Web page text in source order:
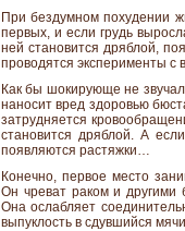
При бездумном похудении
первых, и если грудь
ней становится дряблой,
проводятся эксперименты с
Как бы шокирующе не
наносит вред здоровью
затрудняется
становится дряблой. А
появляются растяжки…
Конечно, первое место
Он чреват раком и другими
Она ослабляет
выпуклость в сдувшийся